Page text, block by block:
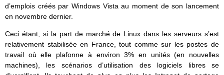
d’emplois créés par Windows Vista au moment de son lancement
en novembre dernier.
Ceci étant, si la part de marché de Linux dans les serveurs s’est
relativement stabilisée en France, tout comme sur les postes de
travail où elle plafonne à environ 3% en unités (en nouvelles
machines), les scénarios d’utilisation des logiciels libres se